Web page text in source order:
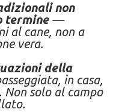
non
termine—
al cane, non a
vera.
della
in casa,
solo al campo